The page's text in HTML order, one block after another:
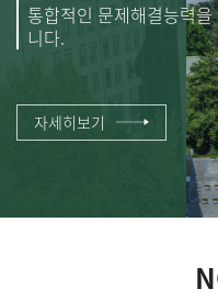
통합적인 문제해결능력
니다.
자세히보기